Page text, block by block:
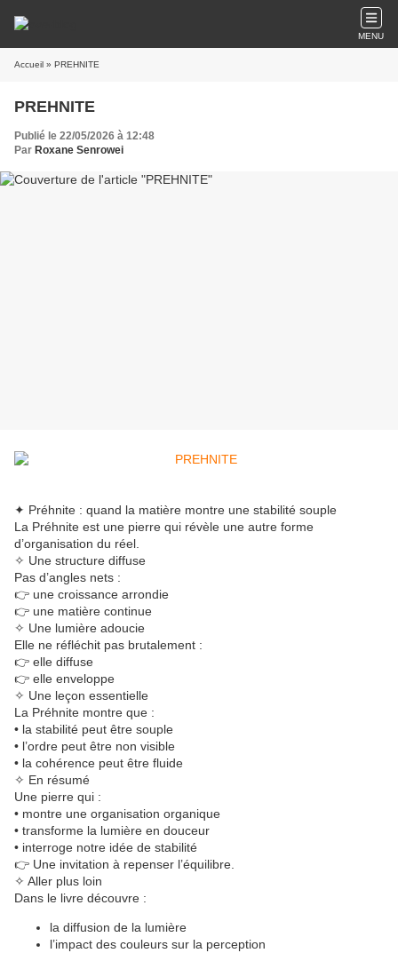
MENU
Accueil » PREHNITE
PREHNITE
Publié le 22/05/2026 à 12:48
Par Roxane Senrowei
✦ Préhnite : quand la matière montre une stabilité souple
La Préhnite est une pierre qui révèle une autre forme
d’organisation du réel.
✧ Une structure diffuse
Pas d’angles nets :
👉 une croissance arrondie
👉 une matière continue
✧ Une lumière adoucie
Elle ne réfléchit pas brutalement :
👉 elle diffuse
👉 elle enveloppe
✧ Une leçon essentielle
La Préhnite montre que :
• la stabilité peut être souple
• l’ordre peut être non visible
• la cohérence peut être fluide
✧ En résumé
Une pierre qui :
• montre une organisation organique
• transforme la lumière en douceur
• interroge notre idée de stabilité
👉 Une invitation à repenser l’équilibre.
✧ Aller plus loin
Dans le livre découvre :
la diffusion de la lumière
l’impact des couleurs sur la perception